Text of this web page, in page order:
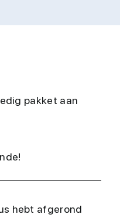
pakket aan
hebt afgerond